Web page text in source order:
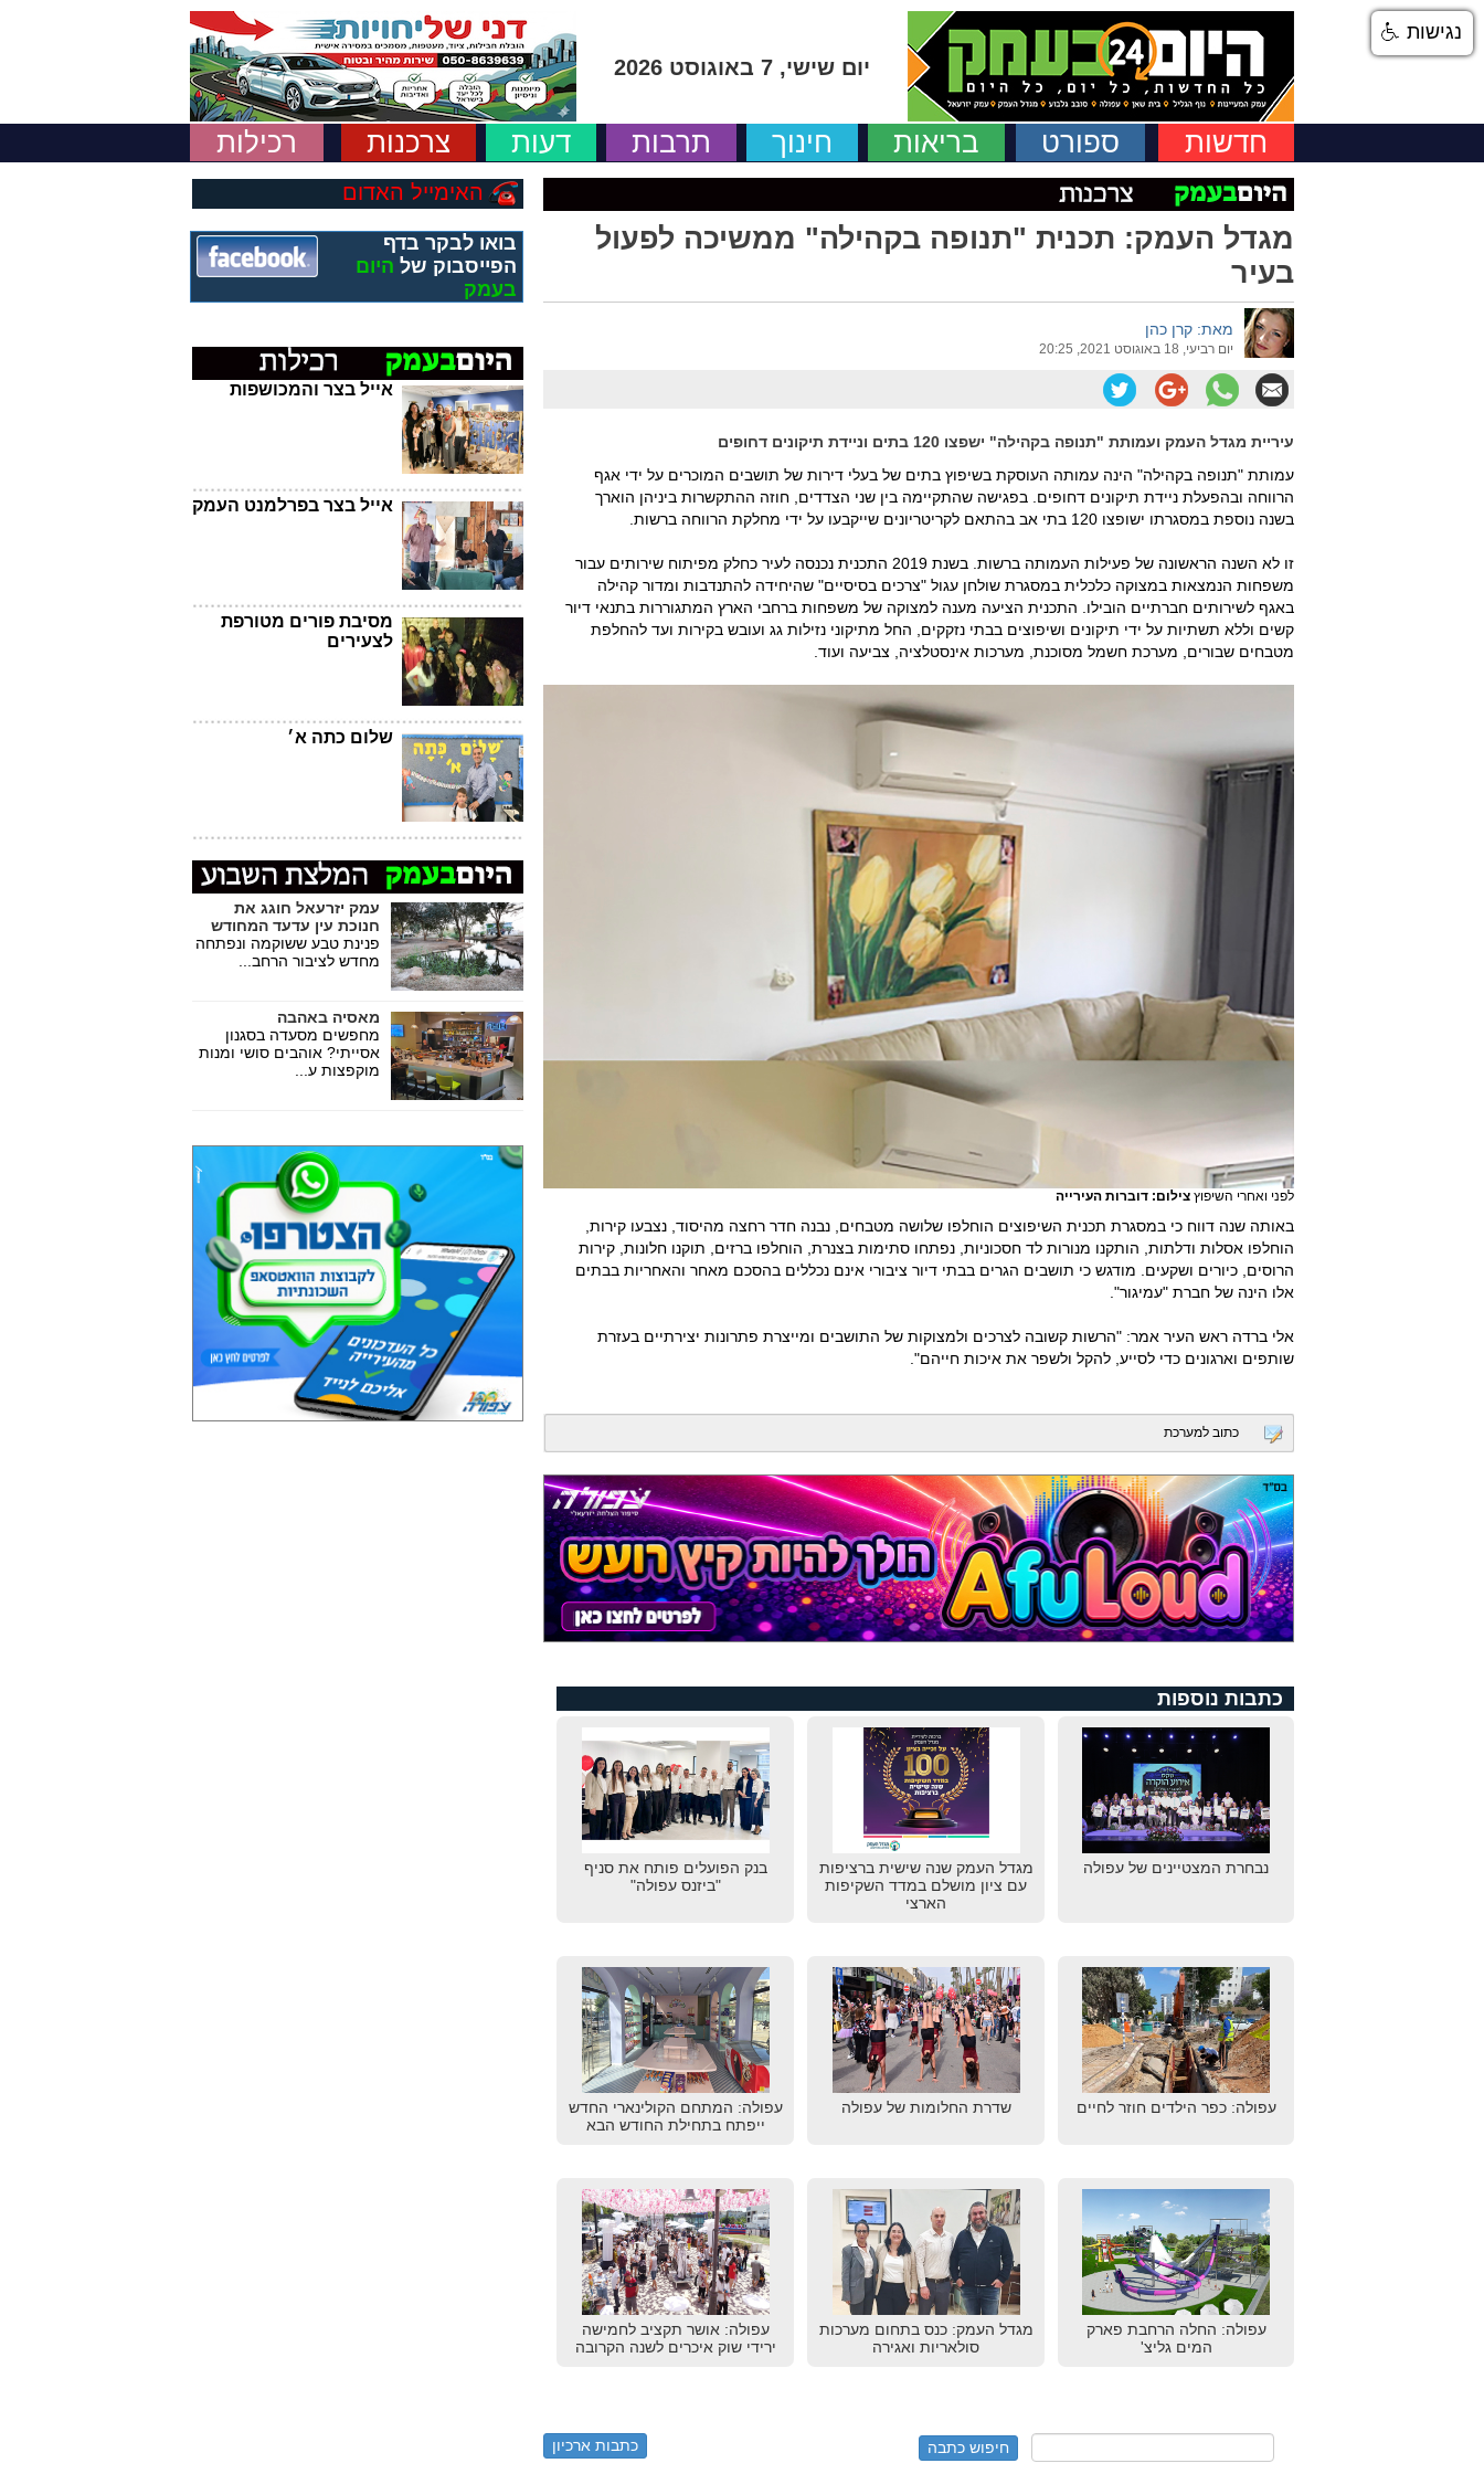
יום שישי, 7 באוגוסט 2026
חדשות ספורט בריאות חינוך תרבות דעות צרכנות רכילות
מגדל העמק: תכנית "תנופה בקהילה" ממשיכה לפעול
בעיר
מאת: קרן כהן
יום רביעי, 18 באוגוסט 2021, 20:25
עיריית מגדל העמק ועמותת "תנופה בקהילה" ישפצו 120 בתים וניידת תיקונים דחופים
עמותת "תנופה בקהילה" הינה עמותה העוסקת בשיפוץ בתים של בעלי דירות של תושבים המוכרים על ידי אגף
הרווחה ובהפעלת ניידת תיקונים דחופים. בפגישה שהתקיימה בין שני הצדדים, חוזה ההתקשרות ביניהן הוארך
בשנה נוספת במסגרתו ישופצו 120 בתי אב בהתאם לקריטריונים שייקבעו על ידי מחלקת הרווחה ברשות.
זו לא השנה הראשונה של פעילות העמותה ברשות. בשנת 2019 התכנית נכנסה לעיר כחלק מפיתוח שירותים עבור
משפחות הנמצאות במצוקה כלכלית במסגרת שולחן עגול "צרכים בסיסיים" שהיחידה להתנדבות ומדור קהילה
באגף לשירותים חברתיים הובילו. התכנית הציעה מענה למצוקה של משפחות ברחבי הארץ המתגוררות בתנאי דיור
קשים וללא תשתיות על ידי תיקונים ושיפוצים בבתי נזקקים, החל מתיקוני נזילות גג ועובש בקירות ועד להחלפת
מטבחים שבורים, מערכת חשמל מסוכנת, מערכות אינסטלציה, צביעה ועוד.
לפני ואחרי השיפוץ צילום: דוברות העירייה
באותה שנה דווח כי במסגרת תכנית השיפוצים הוחלפו שלושה מטבחים, נבנה חדר רחצה מהיסוד, נצבעו קירות,
הוחלפו אסלות ודלתות, הותקנו מנורות לד חסכוניות, נפתחו סתימות בצנרת, הוחלפו ברזים, תוקנו חלונות, קירות
הרוסים, כיורים ושקעים. מודגש כי תושבים הגרים בבתי דיור ציבורי אינם נכללים בהסכם מאחר והאחריות בבתים
אלו הינה של חברת "עמיגור".
אלי ברדה ראש העיר אמר: "הרשות קשובה לצרכים ולמצוקות של התושבים ומייצרת פתרונות יצירתיים בעזרת
שותפים וארגונים כדי לסייע, להקל ולשפר את איכות חייהם".
כתוב למערכת
כתבות נוספות
נבחרת המצטיינים של עפולה
מגדל העמק שנה שישית ברציפות
עם ציון מושלם במדד השקיפות
הארצי
בנק הפועלים פותח את סניף
"ביזנס עפולה"
עפולה: כפר הילדים חוזר לחיים שדרת החלומות של עפולה
עפולה: המתחם הקולינארי החדש
ייפתח בתחילת החודש הבא
עפולה: החלה הרחבת פארק
המים גליצ'
מגדל העמק: כנס בתחום מערכות
סולאריות ואגירה
עפולה: אושר תקציב לחמישה
ירידי שוק איכרים לשנה הקרובה
כתבות ארכיון
האימייל האדום
בואו לבקר בדף
הפייסבוק של היום
בעמק
אייל בצר והמכושפות
אייל בצר בפרלמנט העמק
מסיבת פורים מטורפת
לצעירים
שלום כתה א׳
עמק יזרעאל חוגג את
חנוכת עין עדעד המחודש
פנינת טבע ששוקמה ונפתחה
מחדש לציבור הרחב...
מאסיה באהבה
מחפשים מסעדה בסגנון
אסייתי? אוהבים סושי ומנות
מוקפצות ע...
נגישות